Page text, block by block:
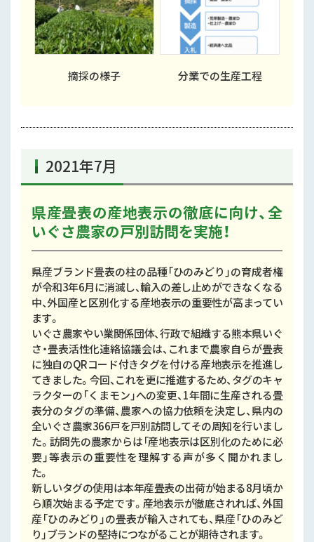
摘採の様子 分業での生産工程
2021年7月
県産畳表の産地表示の徹底に向け、全
いぐさ農家の戸別訪問を実施！
県産ブランド畳表の柱の品種「ひのみどり」の育成者権
が令和3年6月に消滅し、輸入の差し止めができなくなる
中、外国産と区別化する産地表示の重要性が高まってい
ます。
いぐさ農家やい業関係団体、行政で組織する熊本県いぐ
さ・畳表活性化連絡協議会は、これまで農家自らが畳表
に独自のQRコード付きタグを付ける産地表示を推進し
てきました。今回、これを更に推進するため、タグのキャ
ラクターの「くまモン」への変更、1年間に生産される畳
表分のタグの準備、農家への協力依頼を決定し、県内の
全いぐさ農家366戸を戸別訪問してその周知を行いまし
た。訪問先の農家からは「産地表示は区別化のために必
要」等表示の重要性を理解する声が多く聞かれまし
た。
新しいタグの使用は本年産畳表の出荷が始まる8月頃か
ら順次始まる予定です。産地表示が徹底されれば、外国
産「ひのみどり」の畳表が輸入されても、県産「ひのみど
り」ブランドの堅持につながることが期待されます。